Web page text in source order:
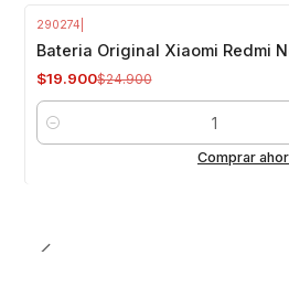
290274
Bateria Original Xiaomi Redmi
$19.900$24.900
Cantidad
Comprar